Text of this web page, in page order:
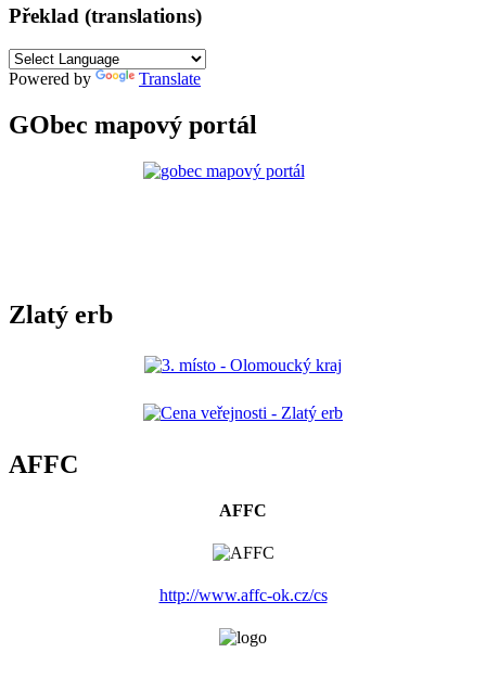
Překlad (translations)
Powered by Translate
GObec mapový portál
Zlatý erb
AFFC
AFFC
http://www.affc-ok.cz/cs